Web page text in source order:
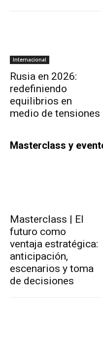
Internacional
Rusia en 2026:
redefiniendo
equilibrios en
medio de tensiones
Masterclass y
Masterclass | El
futuro como
ventaja estratégica:
anticipación,
escenarios y toma
de decisiones